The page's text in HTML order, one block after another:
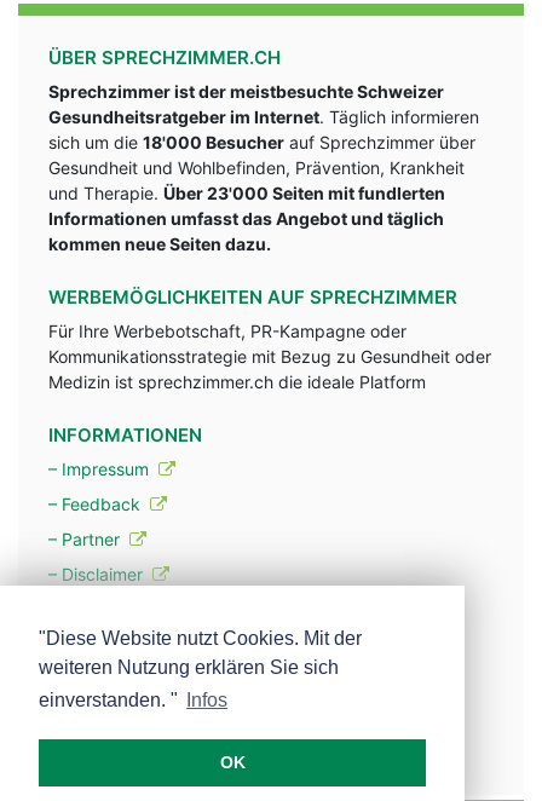
ÜBER SPRECHZIMMER.CH
Sprechzimmer ist der meistbesuchte Schweizer
Gesundheitsratgeber im Internet. Täglich informieren
sich um die 18'000 Besucher auf Sprechzimmer über
Gesundheit und Wohlbefinden, Prävention, Krankheit
und Therapie. Über 23'000 Seiten mit fundlerten
Informationen umfasst das Angebot und täglich
kommen neue Seiten dazu.
WERBEMÖGLICHKEITEN AUF SPRECHZIMMER
Für Ihre Werbebotschaft, PR-Kampagne oder
Kommunikationsstrategie mit Bezug zu Gesundheit oder
Medizin ist sprechzimmer.ch die ideale Platform
INFORMATIONEN
– Impressum
– Feedback
– Partner
– Disclaimer
– Werbung
– Mehr über unsere Experten
"Diese Website nutzt Cookies. Mit der
weiteren Nutzung erklären Sie sich
einverstanden. "
Infos
OK